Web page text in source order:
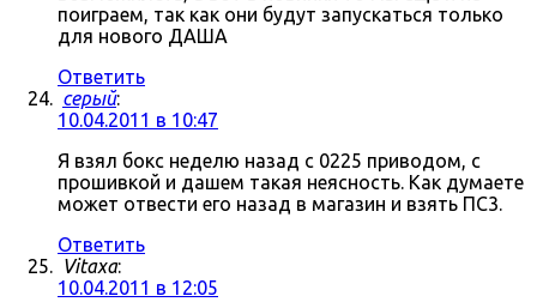
поиграем, так как они будут запускаться только
для нового ДАША
Ответить
серый:
10.04.2011 в 10:47
Я взял бокс неделю назад с 0225 приводом, с
прошивкой и дашем такая неясность. Как думаете
может отвести его назад в магазин и взять ПС3.
Ответить
Vitaxa:
10.04.2011 в 12:05